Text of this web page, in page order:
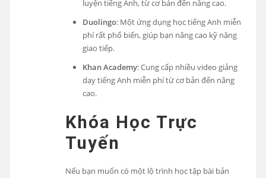
luyện tiếng Anh, từ cơ bản đến nâng cao.
Duolingo: Một ứng dụng học tiếng Anh miễn
phí rất phổ biến, giúp bạn nâng cao kỹ năng
giao tiếp.
Khan Academy: Cung cấp nhiều video giảng
dạy tiếng Anh miễn phí từ cơ bản đến nâng
cao.
Khóa Học Trực
Tuyến
Nếu bạn muốn có một lộ trình học tập bài bản